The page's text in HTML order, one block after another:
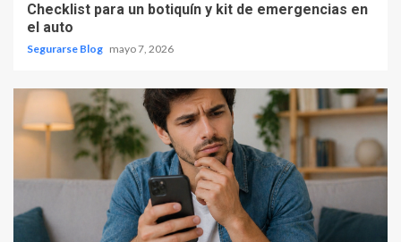
Checklist para un botiquín y kit de emergencias en
el auto
Segurarse Blog mayo 7, 2026